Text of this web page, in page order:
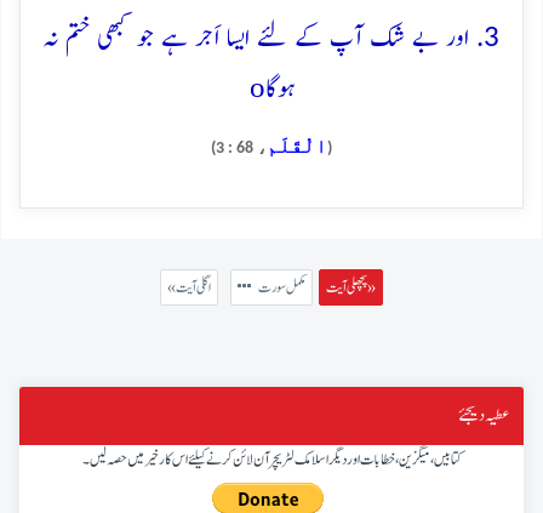
3. اور بے شک آپ کے لئے ایسا اَجر ہے جو کبھی ختم نہ
ہوگاo
( الْقَلَم ، 68 : 3)
پچھلی آیت » مکمل سورت « اگلی آیت
عطیہ دیجئے
کتابیں، میگزین، خطابات اور دیگر اسلامک لٹریچر آن لائن کرنے کیلئے اس کار خیر میں حصہ لیں۔